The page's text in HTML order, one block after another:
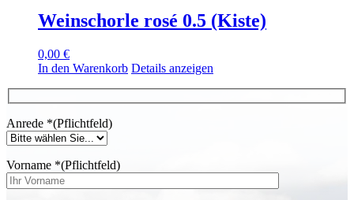
Weinschorle rosé 0.5 (Kiste)
0,00 €
In den Warenkorb Details anzeigen
Anrede *(Pflichtfeld)
Vorname *(Pflichtfeld)